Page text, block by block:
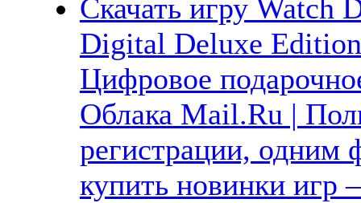
Скачать игру
Digital Deluxe
Цифровое
Облака Mail.Ru |
регистрации, одним
купить новинки